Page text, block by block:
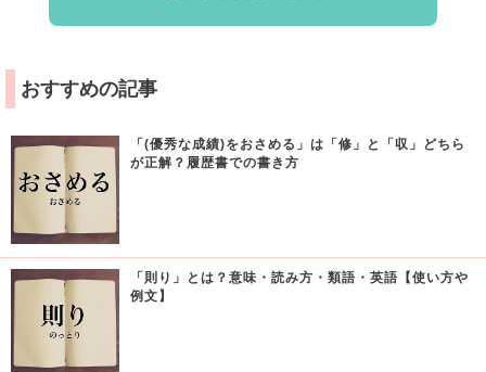
おすすめの記事
「(優秀な成績)をおさめる」は「修」と「収」どちら
が正解？履歴書での書き方
「則り」とは？意味・読み方・類語・英語【使い方や
例文】